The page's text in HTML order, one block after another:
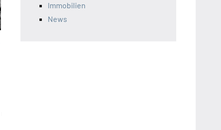
Immobilien
News